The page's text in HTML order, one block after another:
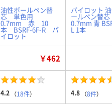
油性ボールペン替
芯 単色用
0.7mm 赤 10
本 BSRF-6F-R パ
イロット
パイロット
ールペン替芯
0.7mm 青
L 1本
￥462
4.2 （18件） 4.8 （8件）